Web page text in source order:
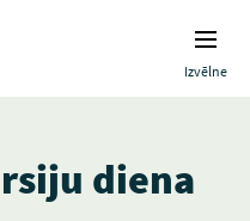
Izvēlne
diena